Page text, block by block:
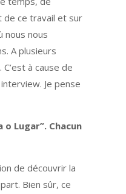
de ce travail et sur
nous nous
A plusieurs
à cause de
Je pense
Lugar”. Chacun
de découvrir la
Bien sûr, ce